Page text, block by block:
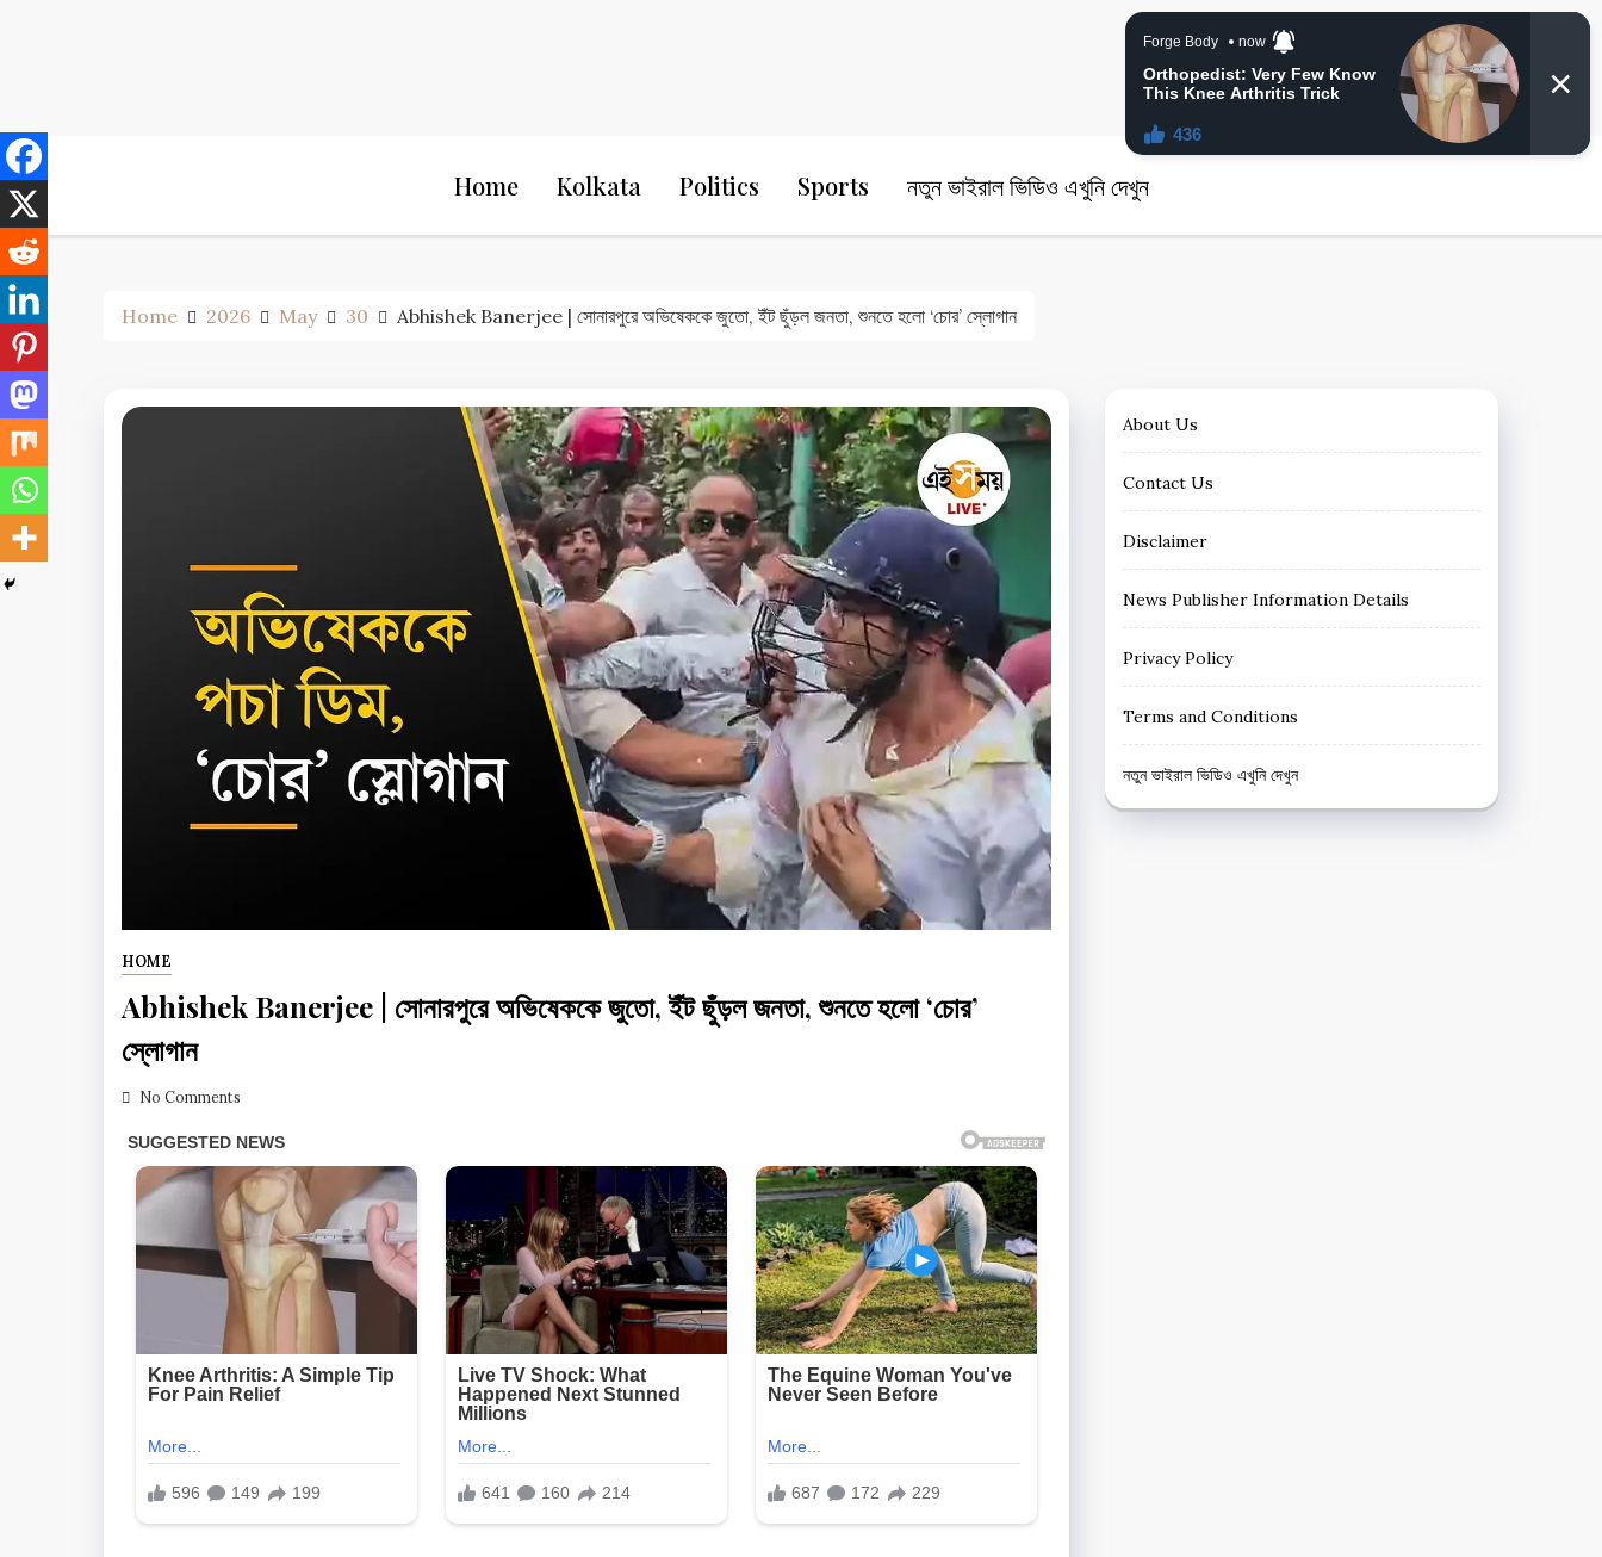
24 Ghanta Bangla News
Home Kolkata Politics Sports নতুন ভাইরাল ভিডিও এখুনি দেখুন
Home 2026 May 30 Abhishek Banerjee | সোনারপুরে অভিষেককে জুতো, ইঁট ছুঁড়ল জনতা, শুনতে হলো ‘চোর’ স্লোগান
HOME
Abhishek Banerjee | সোনারপুরে অভিষেককে জুতো, ইঁট ছুঁড়ল জনতা, শুনতে হলো ‘চোর’
স্লোগান
No Comments
About Us
Contact Us
Disclaimer
News Publisher Information Details
Privacy Policy
Terms and Conditions
নতুন ভাইরাল ভিডিও এখুনি দেখুন